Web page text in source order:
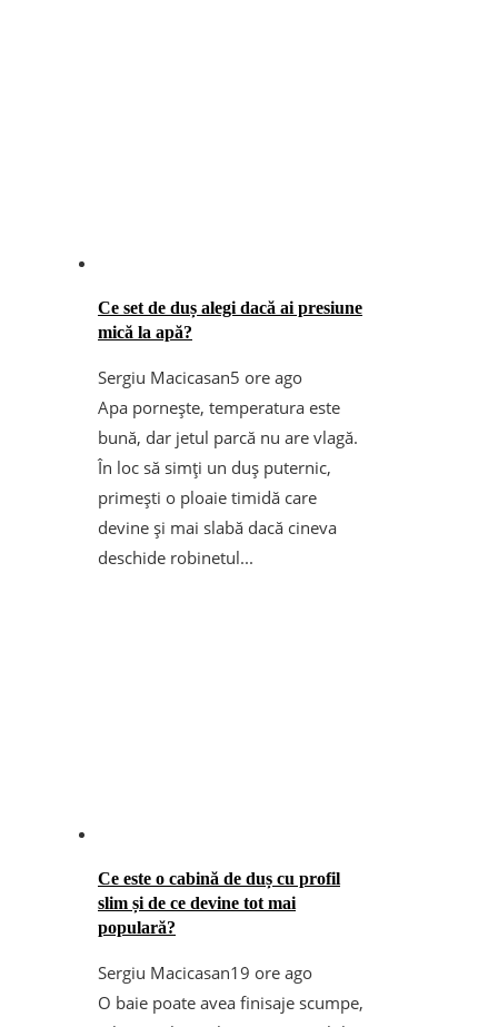
Ce set de duș alegi dacă ai presiune
mică la apă?
Sergiu Macicasan5 ore ago
Apa pornește, temperatura este
bună, dar jetul parcă nu are vlagă.
În loc să simți un duș puternic,
primești o ploaie timidă care
devine și mai slabă dacă cineva
deschide robinetul...
Ce este o cabină de duș cu profil
slim și de ce devine tot mai
populară?
Sergiu Macicasan19 ore ago
O baie poate avea finisaje scumpe,